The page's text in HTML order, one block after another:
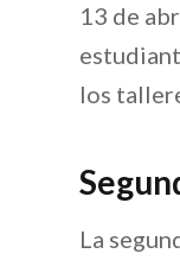
13 de
los
La